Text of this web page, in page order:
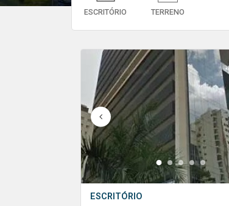
ESCRITÓRIO TERRENO
1 2 3 4 5
ESCRITÓRIO